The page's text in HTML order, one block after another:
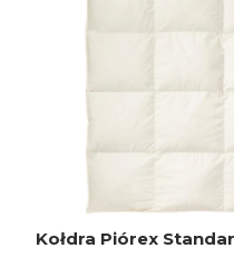
Kołdra Piórex